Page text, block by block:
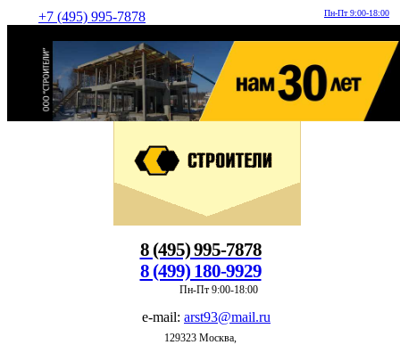
Пн-Пт 9:00-18:00
+7 (495) 995-7878
8 (495) 995-7878
8 (499) 180-9929
Пн-Пт 9:00-18:00
e-mail: arst93@mail.ru
129323 Москва,